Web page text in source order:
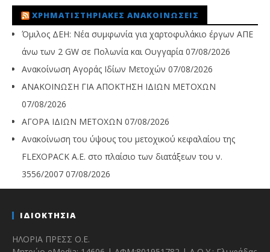
ΧΡΗΜΑΤΙΣΤΗΡΙΑΚΈΣ ΑΝΑΚΟΙΝΏΣΕΙΣ
Όμιλος ΔΕΗ: Νέα συμφωνία για χαρτοφυλάκιο έργων ΑΠΕ
άνω των 2 GW σε Πολωνία και Ουγγαρία 07/08/2026
Ανακοίνωση Αγοράς Ιδίων Μετοχών 07/08/2026
ΑΝΑΚΟΙΝΩΣΗ ΓΙΑ ΑΠΟΚΤΗΣΗ ΙΔΙΩΝ ΜΕΤΟΧΩΝ
07/08/2026
ΑΓΟΡΑ ΙΔΙΩΝ ΜΕΤΟΧΩΝ 07/08/2026
Ανακοίνωση του ύψους του μετοχικού κεφαλαίου της
FLEXOPACK A.E. στο πλαίσιο των διατάξεων του ν.
3556/2007 07/08/2026
ΙΔΙΟΚΤΗΣΙΑ
ΗΛΟΡΙΑ ΠΡΕΣΣ Ο.Ε.